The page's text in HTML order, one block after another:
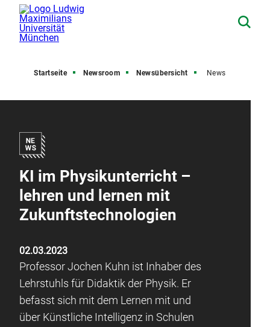
Startseite Newsroom Newsübersicht News
KI im Physikunterricht –
lehren und lernen mit
Zukunftstechnologien
02.03.2023
Professor Jochen Kuhn ist Inhaber des
Lehrstuhls für Didaktik der Physik. Er
befasst sich mit dem Lernen mit und
über Künstliche Intelligenz in Schulen